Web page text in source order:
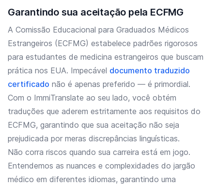
Garantindo sua aceitação pela ECFMG
A Comissão Educacional para Graduados Médicos
Estrangeiros (ECFMG) estabelece padrões rigorosos
para estudantes de medicina estrangeiros que buscam
prática nos EUA. Impecável documento traduzido
certificado não é apenas preferido — é primordial.
Com o ImmiTranslate ao seu lado, você obtém
traduções que aderem estritamente aos requisitos do
ECFMG, garantindo que sua aceitação não seja
prejudicada por meras discrepâncias linguísticas.
Não corra riscos quando sua carreira está em jogo.
Entendemos as nuances e complexidades do jargão
médico em diferentes idiomas, garantindo uma